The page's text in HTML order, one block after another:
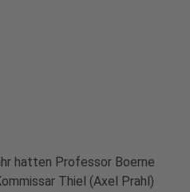
hatten Professor Boerne
Thiel (Axel Prahl)